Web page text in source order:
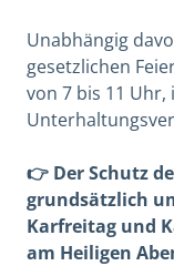
Unabhängig
gesetzlichen
von 7 bis 11
👉 Der Schutz
grundsätzlich
Karfreitag und
am Heiligen